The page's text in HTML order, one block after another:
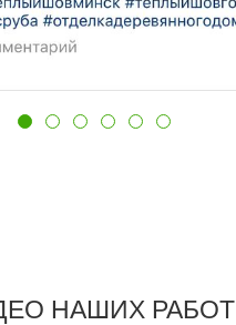
НАШИХ РАБОТ